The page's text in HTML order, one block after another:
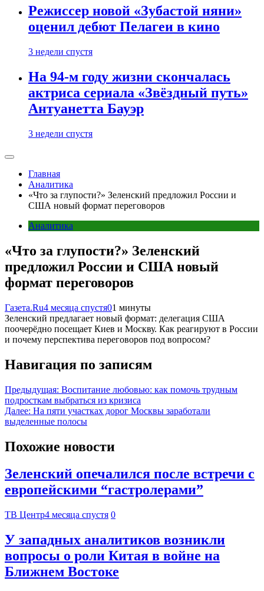
Режиссер новой «Зубастой няни»
оценил дебют Пелагеи в кино
3 недели спустя
На 94-м году жизни скончалась
актриса сериала «Звёздный путь»
Антуанетта Бауэр
3 недели спустя
Главная
Аналитика
«Что за глупости?» Зеленский предложил России и
США новый формат переговоров
Аналитика
«Что за глупости?» Зеленский
предложил России и США новый
формат переговоров
Газета.Ru4 месяца спустя01 минуты
Зеленский предлагает новый формат: делегация США
поочерёдно посещает Киев и Москву. Как реагируют в России
и почему перспектива переговоров под вопросом?
Навигация по записям
Предыдущая: Воспитание любовью: как помочь трудным
подросткам выбраться из кризиса
Далее: На пяти участках дорог Москвы заработали
выделенные полосы
Похожие новости
Зеленский опечалился после встречи с
европейскими “гастролерами”
ТВ Центр4 месяца спустя 0
У западных аналитиков возникли
вопросы о роли Китая в войне на
Ближнем Востоке